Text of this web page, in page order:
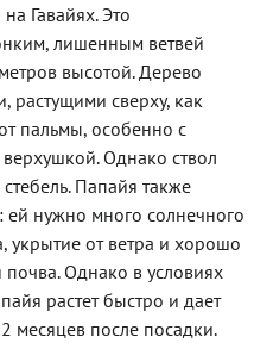
Гавайях. Это
лишенным ветвей
высотой. Дерево
растущими сверху, как
пальмы, особенно с
Однако ствол
Папайя также
ей нужно много солнечного
укрытие от ветра и хорошо
Однако в условиях
растет быстро и дает
месяцев после посадки.